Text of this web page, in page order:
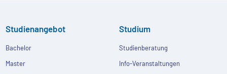
Studienangebot
Bachelor
Master
Studium
Studienberatung
Info-Veranstaltungen